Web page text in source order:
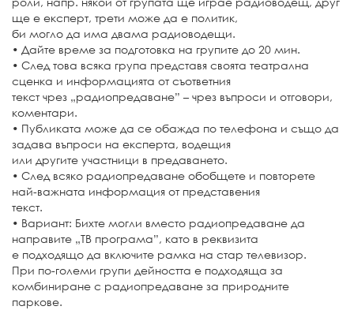
ще е експерт, трети може да е политик,
би могло да има двама радиоводещи.
• Дайте време за подготовка на групите до 20 мин.
• След това всяка група представя своята театрална
сценка и информацията от съответния
текст чрез „радиопредаване” – чрез въпроси и отговори,
коментари.
• Публиката може да се обажда по телефона и също да
задава въпроси на експерта, водещия
или другите участници в предаването.
• След всяко радиопредаване обобщете и повторете
най-важната информация от представения
текст.
• Вариант: Бихте могли вместо радиопредаване да
направите „ТВ програма”, като в реквизита
е подходящо да включите рамка на стар телевизор.
При по-големи групи дейността е подходяща за
комбиниране с радиопредаване за природните
паркове.